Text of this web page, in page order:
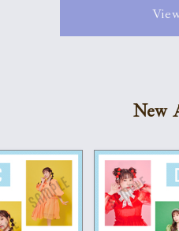
New